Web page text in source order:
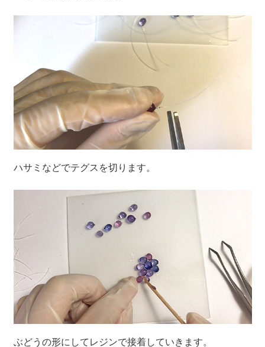
ハサミなどでテグスを切ります。
ぶどうの形にしてレジンで接着していきます。